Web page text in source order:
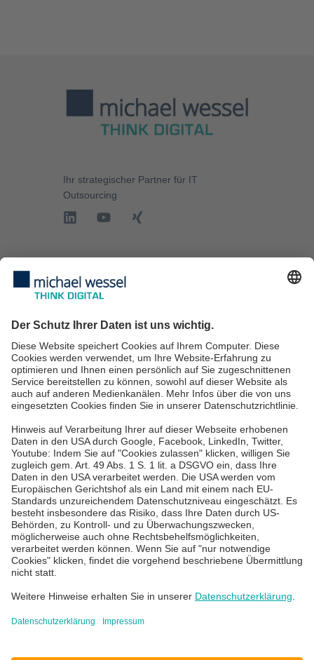
Ihr strategischer Partner für IT
Outsourcing
IT-Services
IT-Beratung
IT Services für KMU
IT Service Desk
Über uns
Karriere
Blog
News & Events